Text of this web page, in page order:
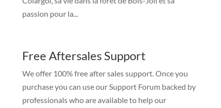
passion pour la...
Free Aftersales Support
We offer 100% free after sales support. Once you
purchase you can use ourSupport Forumbacked by
professionals who are available to help our